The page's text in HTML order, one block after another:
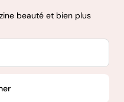
beauté et bien plus